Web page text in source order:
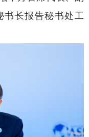
书长报告秘书处工